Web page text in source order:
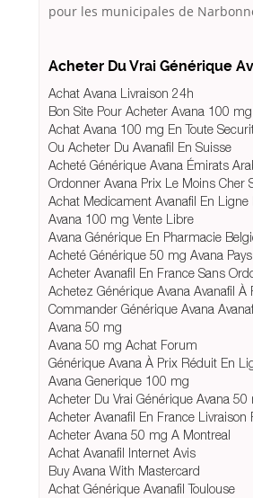
pour les municipales de
Acheter Du Vrai Générique
Achat Avana Livraison 24h
Bon Site Pour Acheter Avana 100 mg
Achat Avana 100 mg En Toute
Ou Acheter Du Avanafil En Suisse
Acheté Générique Avana Émirats
Ordonner Avana Prix Le Moins Cher
Achat Medicament Avanafil En Ligne
Avana 100 mg Vente Libre
Avana Générique En Pharmacie
Acheté Générique 50 mg Avana
Acheter Avanafil En France Sans
Achetez Générique Avana Avanafil À
Commander Générique Avana
Avana 50 mg
Avana 50 mg Achat Forum
Générique Avana À Prix Réduit En
Avana Generique 100 mg
Acheter Du Vrai Générique Avana
Acheter Avanafil En France Livraison
Acheter Avana 50 mg A Montreal
Achat Avanafil Internet Avis
Buy Avana With Mastercard
Achat Générique Avanafil Toulouse